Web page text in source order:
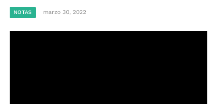
NOTAS marzo 30, 2022